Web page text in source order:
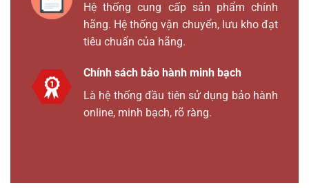
Hệ thống cung cấp sản phẩm chính
hãng. Hệ thống vận chuyển, lưu kho đạt
tiêu chuẩn của hãng.
Chính sách bảo hành minh bạch
Là hệ thống đầu tiên sử dụng bảo hành
online, minh bạch, rõ ràng.